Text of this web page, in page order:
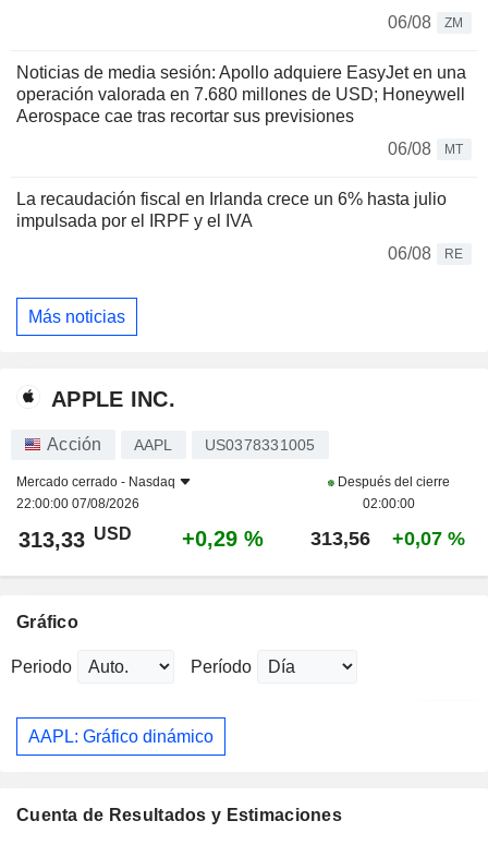
06/08
ZM
Noticias de media sesión: Apollo adquiere EasyJet en una
operación valorada en 7.680 millones de USD; Honeywell
Aerospace cae tras recortar sus previsiones
06/08
MT
La recaudación fiscal en Irlanda crece un 6% hasta julio
impulsada por el IRPF y el IVA
06/08
RE
Más noticias
APPLE INC.
Acción AAPL US0378331005
Mercado cerrado - Nasdaq
22:00:00 07/08/2026
Después del cierre
02:00:00
313,33 USD +0,29 % 313,56 +0,07 %
Gráfico
Periodo Período
AAPL: Gráfico dinámico
Cuenta de Resultados y Estimaciones